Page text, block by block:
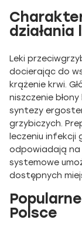
Leki
docierając do
krążenie krwi.
niszczenie
syntezy
grzybiczych.
leczeniu infekcji
odpowiadają na
systemowe
dostępnych
Polsce